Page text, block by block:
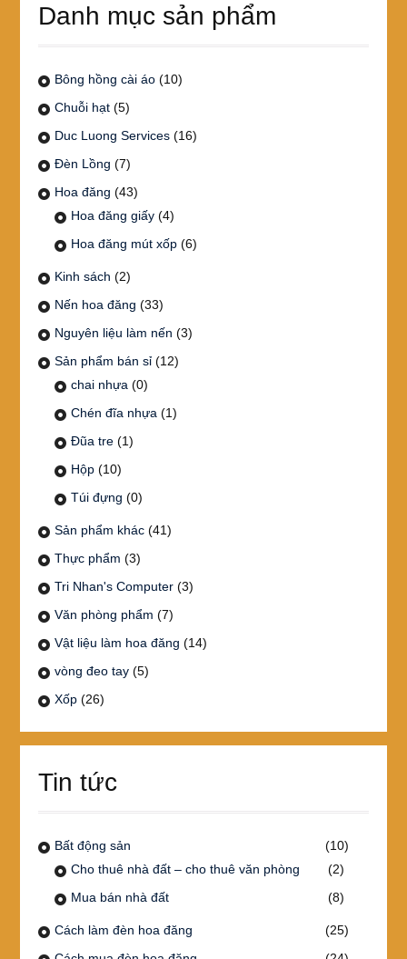
Danh mục sản phẩm
Bông hồng cài áo (10)
Chuỗi hạt (5)
Duc Luong Services (16)
Đèn Lồng (7)
Hoa đăng (43)
Hoa đăng giấy (4)
Hoa đăng mút xốp (6)
Kinh sách (2)
Nến hoa đăng (33)
Nguyên liệu làm nến (3)
Sản phẩm bán sỉ (12)
chai nhựa (0)
Chén đĩa nhựa (1)
Đũa tre (1)
Hộp (10)
Túi đựng (0)
Sản phẩm khác (41)
Thực phẩm (3)
Tri Nhan's Computer (3)
Văn phòng phẩm (7)
Vật liệu làm hoa đăng (14)
vòng đeo tay (5)
Xốp (26)
Tin tức
Bất động sản
(10)
Cho thuê nhà đất – cho thuê văn phòng
(2)
Mua bán nhà đất
(8)
Cách làm đèn hoa đăng
(25)